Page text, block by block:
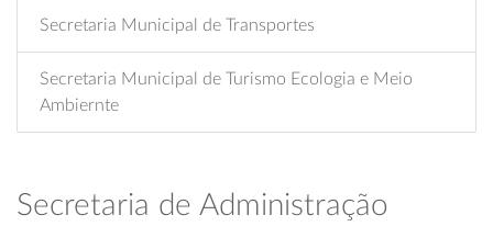
Secretaria Municipal de Transportes
Secretaria Municipal de Turismo Ecologia e Meio
Ambiernte
Secretaria de Administração